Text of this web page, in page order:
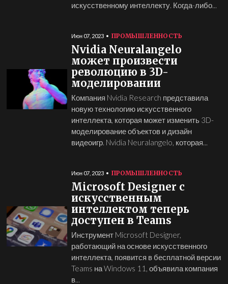
искусственному интеллекту. Когда-либо...
Июн 07, 2023 ПРОМЫШЛЕННОСТЬ
Nvidia Neuralangelo
может произвести
революцию в 3D-
моделировании
Компания Nvidia Research представила
новую технологию искусственного
интеллекта, которая может изменить 3D-
моделирование объектов и дизайн
видеоигр. Nvidia Neuralangelo, которая...
Июн 07, 2023 ПРОМЫШЛЕННОСТЬ
Microsoft Designer с
искусственным
интеллектом теперь
доступен в Teams
Инструмент Microsoft Designer,
работающий на основе искусственного
интеллекта, появится в бесплатной версии
Teams на Windows 11, объявила компания
в...